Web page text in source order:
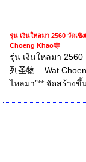
รุ่น เงินใหลมา 2560 วัดเชิ
Choeng Khao寺
รุ่น เงินใหลมา 2560
列圣物 – Wat
ไหลมา”** จัดสร้างขึ้